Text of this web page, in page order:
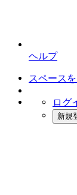
ヘルプ
スペース
ログ
新規